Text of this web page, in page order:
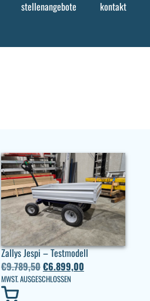
stellenangebote
kontakt
Zallys Jespi – Testmodell
€9.789,50€6.899,00
MWST. AUSGESCHLOSSEN